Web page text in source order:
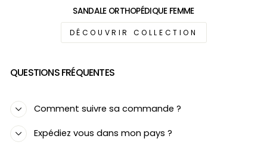
SANDALE ORTHOPÉDIQUE FEMME
DÉCOUVRIR COLLECTION
QUESTIONS FRÉQUENTES
Comment suivre sa commande ?
Expédiez vous dans mon pays ?